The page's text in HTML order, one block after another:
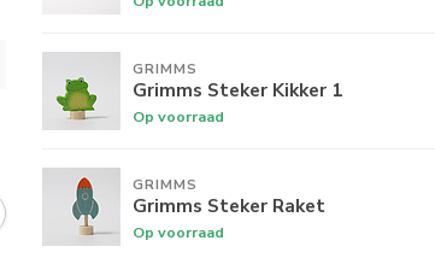
GRIMMS
Grimms Steker Kikker 1
Op voorraad
GRIMMS
Grimms Steker Raket
Op voorraad